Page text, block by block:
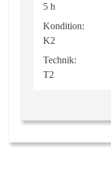
5 h
Kondition:
K2
Technik:
T2